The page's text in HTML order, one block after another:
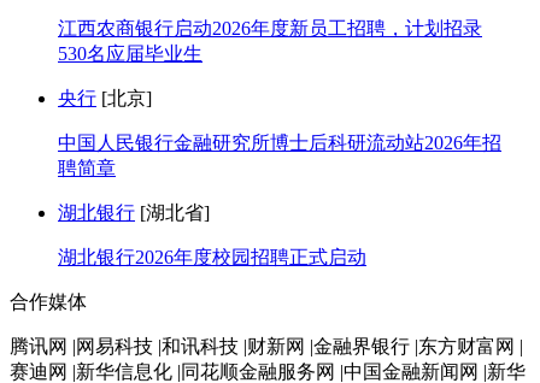
江西农商银行启动2026年度新员工招聘，计划招录
530名应届毕业生
央行 [北京]
中国人民银行金融研究所博士后科研流动站2026年招
聘简章
湖北银行 [湖北省]
湖北银行2026年度校园招聘正式启动
合作媒体
腾讯网 |网易科技 |和讯科技 |财新网 |金融界银行 |东方财富网 |
赛迪网 |新华信息化 |同花顺金融服务网 |中国金融新闻网 |新华